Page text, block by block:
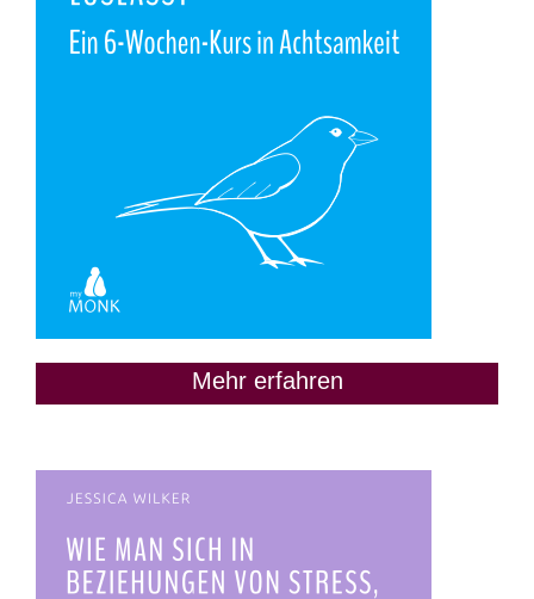
Mehr erfahren